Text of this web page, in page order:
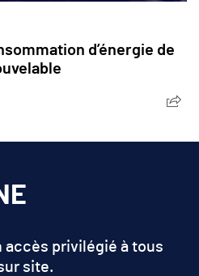
d’énergie de
accès privilégié à tous
site.